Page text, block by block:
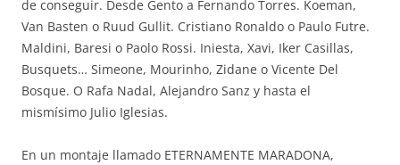
de conseguir. Desde Gento a Fernando Torres. Koeman,
Van Basten o Ruud Gullit. Cristiano Ronaldo o Paulo Futre.
Maldini, Baresi o Paolo Rossi. Iniesta, Xavi, Iker Casillas,
Busquets… Simeone, Mourinho, Zidane o Vicente Del
Bosque. O Rafa Nadal, Alejandro Sanz y hasta el
mismísimo Julio Iglesias.
En un montaje llamado ETERNAMENTE MARADONA,